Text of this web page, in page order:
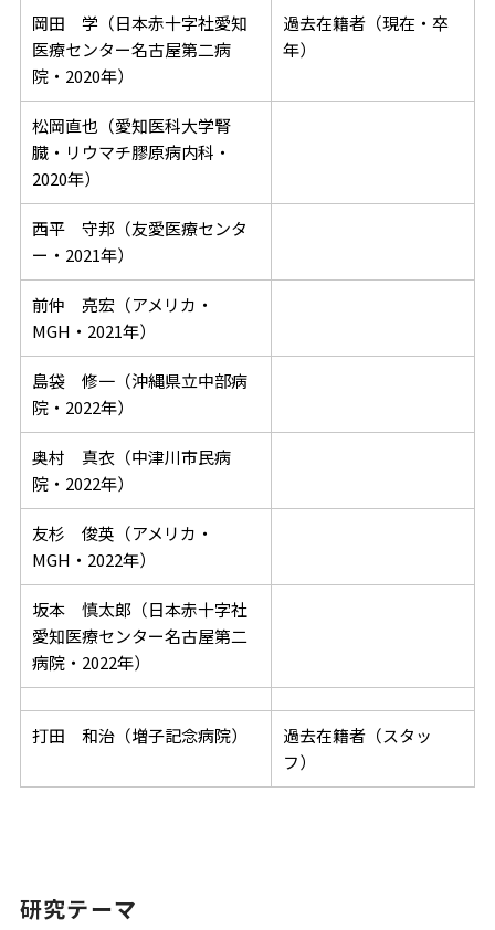
岡田 学（日本赤十字社愛知
医療センター名古屋第二病
院・2020年）
過去在籍者（現在・卒
年）
松岡直也（愛知医科大学腎
臓・リウマチ膠原病内科・
2020年）
西平 守邦（友愛医療センタ
ー・2021年）
前仲 亮宏（アメリカ・
MGH・2021年）
島袋 修一（沖縄県立中部病
院・2022年）
奥村 真衣（中津川市民病
院・2022年）
友杉 俊英（アメリカ・
MGH・2022年）
坂本 慎太郎（日本赤十字社
愛知医療センター名古屋第二
病院・2022年）
打田 和治（増子記念病院）
過去在籍者（スタッ
フ）
研究テーマ